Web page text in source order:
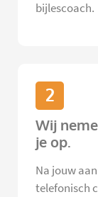
bijlescoach.
2
Wij
je op.
Na jouw
telefonisch